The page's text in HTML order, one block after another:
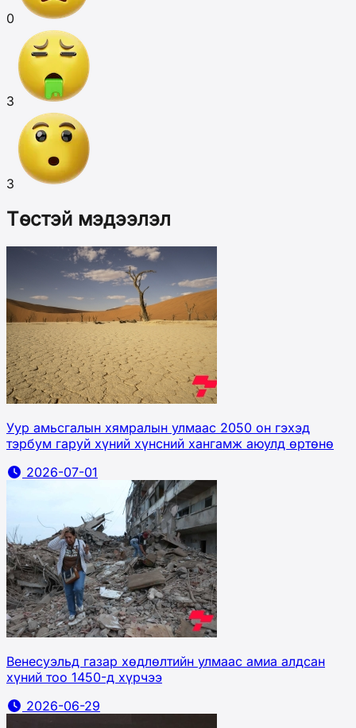
0
3
3
Төстэй мэдээлэл
Уур амьсгалын хямралын улмаас 2050 он гэхэд
тэрбум гаруй хүний хүнсний хангамж аюулд өртөнө
2026-07-01
Венесуэльд газар хөдлөлтийн улмаас амиа алдсан
хүний тоо 1450-д хүрчээ
2026-06-29